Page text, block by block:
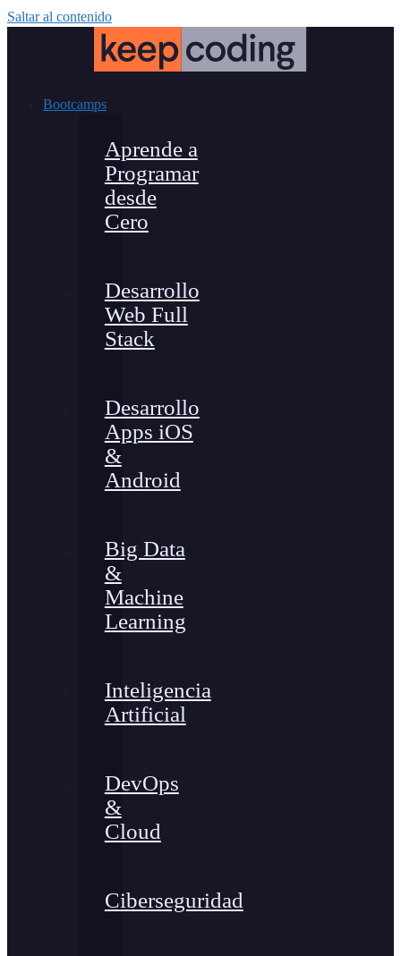
Saltar al contenido
Bootcamps
Aprende a
Programar
desde
Cero
Desarrollo
Web Full
Stack
Desarrollo
Apps iOS
&
Android
Big Data
&
Machine
Learning
Inteligencia
Artificial
DevOps
&
Cloud
Ciberseguridad